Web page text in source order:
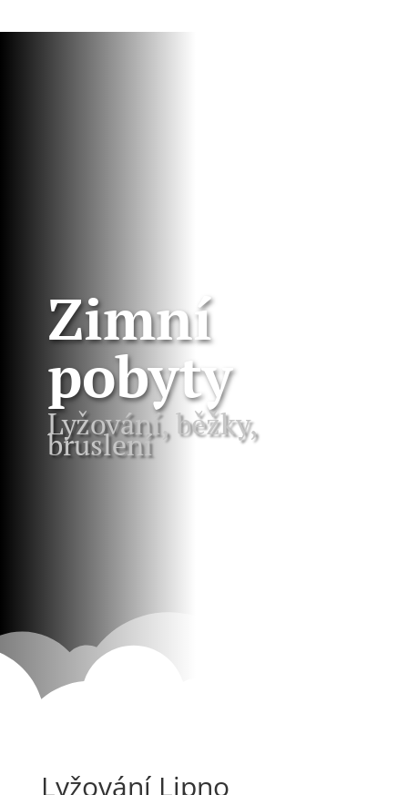
Zimní
pobyty
Lyžování, běžky,
bruslení
Lyžování Lipno